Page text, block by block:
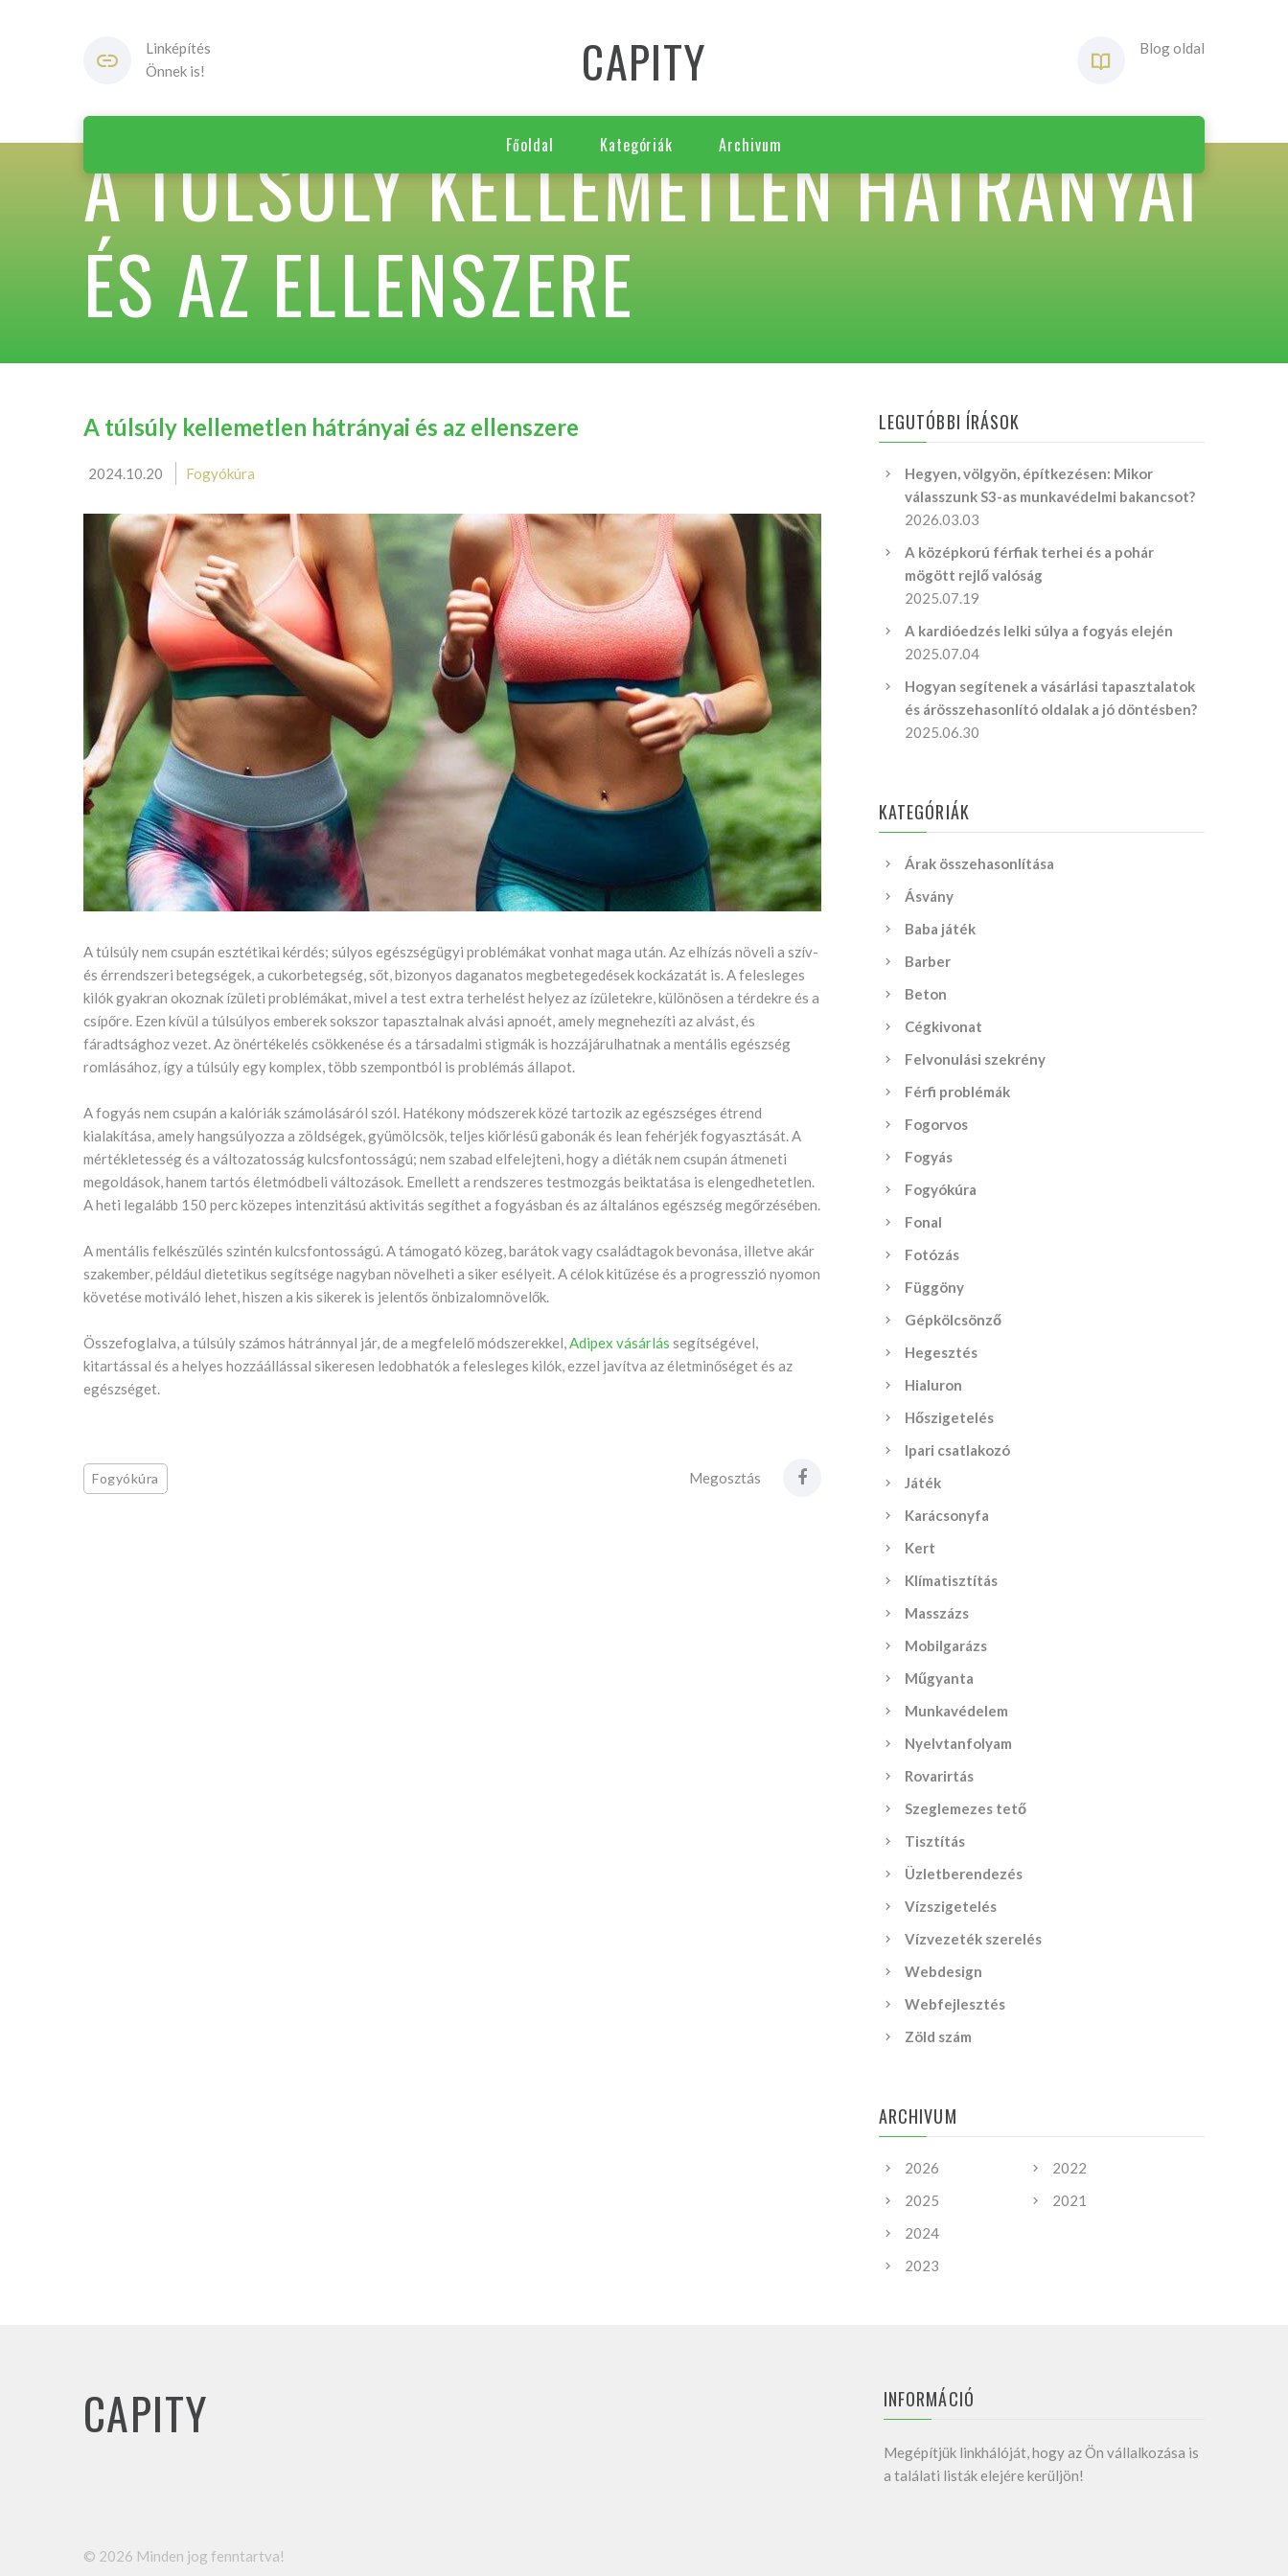
Linképítés
Önnek is!
CAPITY Blog oldal
Főoldal Kategóriák Archivum
A TÚLSÚLY KELLEMETLEN HÁTRÁNYAI
ÉS AZ ELLENSZERE
A túlsúly kellemetlen hátrányai és az ellenszere
2024.10.20 Fogyókúra
A túlsúly nem csupán esztétikai kérdés; súlyos egészségügyi problémákat vonhat maga után. Az elhízás növeli a szív-
és érrendszeri betegségek, a cukorbetegség, sőt, bizonyos daganatos megbetegedések kockázatát is. A felesleges
kilók gyakran okoznak ízületi problémákat, mivel a test extra terhelést helyez az ízületekre, különösen a térdekre és a
csípőre. Ezen kívül a túlsúlyos emberek sokszor tapasztalnak alvási apnoét, amely megnehezíti az alvást, és
fáradtsághoz vezet. Az önértékelés csökkenése és a társadalmi stigmák is hozzájárulhatnak a mentális egészség
romlásához, így a túlsúly egy komplex, több szempontból is problémás állapot.
A fogyás nem csupán a kalóriák számolásáról szól. Hatékony módszerek közé tartozik az egészséges étrend
kialakítása, amely hangsúlyozza a zöldségek, gyümölcsök, teljes kiőrlésű gabonák és lean fehérjék fogyasztását. A
mértékletesség és a változatosság kulcsfontosságú; nem szabad elfelejteni, hogy a diéták nem csupán átmeneti
megoldások, hanem tartós életmódbeli változások. Emellett a rendszeres testmozgás beiktatása is elengedhetetlen.
A heti legalább 150 perc közepes intenzitású aktivitás segíthet a fogyásban és az általános egészség megőrzésében.
A mentális felkészülés szintén kulcsfontosságú. A támogató közeg, barátok vagy családtagok bevonása, illetve akár
szakember, például dietetikus segítsége nagyban növelheti a siker esélyeit. A célok kitűzése és a progresszió nyomon
követése motiváló lehet, hiszen a kis sikerek is jelentős önbizalomnövelők.
Összefoglalva, a túlsúly számos hátránnyal jár, de a megfelelő módszerekkel,Adipex vásárlás segítségével,
kitartással és a helyes hozzáállással sikeresen ledobhatók a felesleges kilók, ezzel javítva az életminőséget és az
egészséget.
Fogyókúra Megosztás
LEGUTÓBBI ÍRÁSOK
Hegyen, völgyön, építkezésen: Mikor
válasszunk S3-as munkavédelmi bakancsot?
2026.03.03
A középkorú férfiak terhei és a pohár
mögött rejlő valóság
2025.07.19
A kardióedzés lelki súlya a fogyás elején
2025.07.04
Hogyan segítenek a vásárlási tapasztalatok
és árösszehasonlító oldalak a jó döntésben?
2025.06.30
KATEGÓRIÁK
Árak összehasonlítása
Ásvány
Baba játék
Barber
Beton
Cégkivonat
Felvonulási szekrény
Férfi problémák
Fogorvos
Fogyás
Fogyókúra
Fonal
Fotózás
Függöny
Gépkölcsönző
Hegesztés
Hialuron
Hőszigetelés
Ipari csatlakozó
Játék
Karácsonyfa
Kert
Klímatisztítás
Masszázs
Mobilgarázs
Műgyanta
Munkavédelem
Nyelvtanfolyam
Rovarirtás
Szeglemezes tető
Tisztítás
Üzletberendezés
Vízszigetelés
Vízvezeték szerelés
Webdesign
Webfejlesztés
Zöld szám
ARCHIVUM
2026
2025
2024
2023
2022
2021
INFORMÁCIÓ
Megépítjük linkhálóját, hogy az Ön vállalkozása is
a találati listák elejére kerüljön!
CAPITY
© 2026 Minden jog fenntartva!